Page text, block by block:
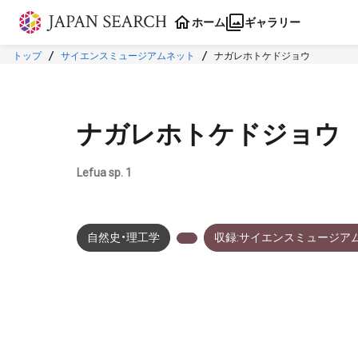
本文に飛ぶ
ホーム ギャラリー
トップ サイエンスミュージアムネット ナガレホトケドジョウ
ナガレホトケドジョウ
Lefua sp. 1
自然史・理工学 収録:サイエンスミュージア